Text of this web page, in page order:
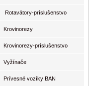
Rotavátory-príslušenstvo
Krovinorezy
Krovinorezy-príslušenstvo
Vyžínače
Prívesné vozíky BAN